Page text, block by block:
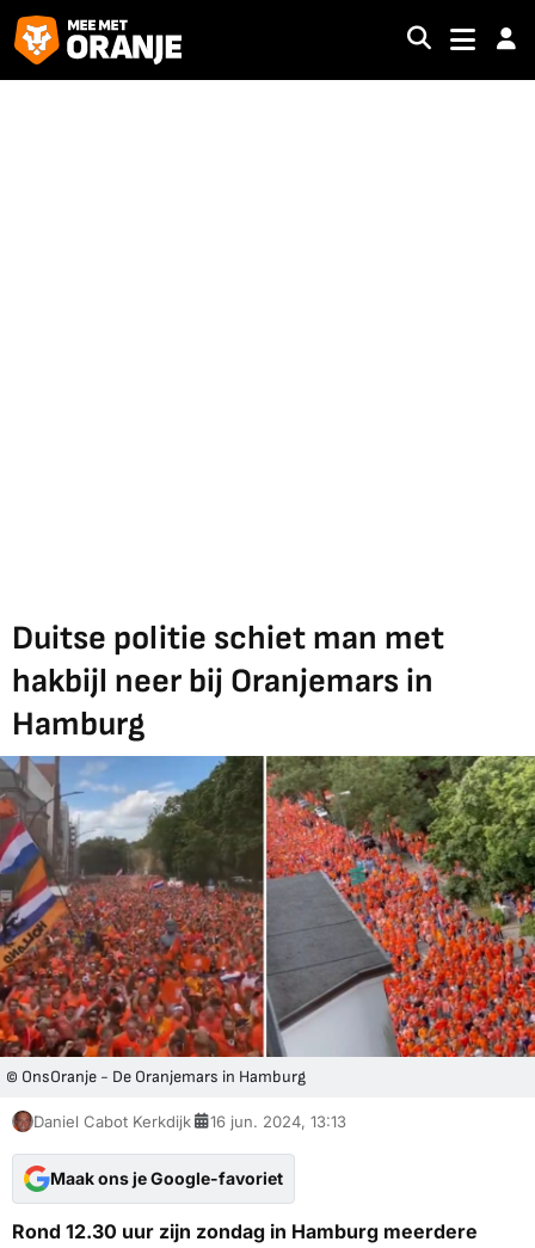
Duitse politie schiet man met
hakbijl neer bij Oranjemars in
Hamburg
© OnsOranje - De Oranjemars in Hamburg
Daniel Cabot Kerkdijk 16 jun. 2024, 13:13
Maak ons je Google-favoriet
Rond 12.30 uur zijn zondag in Hamburg meerdere